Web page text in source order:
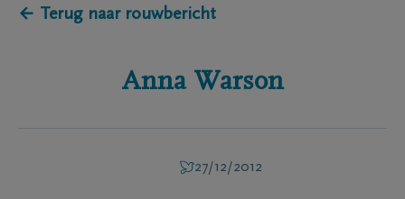
← Terug naar rouwbericht
Anna Warson
27/12/2012